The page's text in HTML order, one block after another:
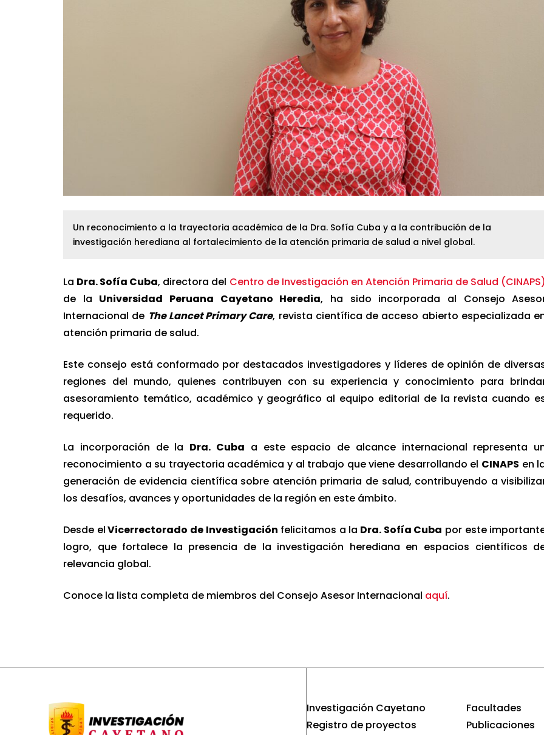
Un reconocimiento a la trayectoria académica de la Dra. Sofía Cuba y a la contribución de la
investigación herediana al fortalecimiento de la atención primaria de salud a nivel global.
La Dra. Sofía Cuba, directora del Centro de Investigación en Atención Primaria de Salud (CINAPS)
de la Universidad Peruana Cayetano Heredia, ha sido incorporada al Consejo
Internacional de The Lancet Primary Care, revista científica de acceso abierto especializada
atención primaria de salud.
Este consejo está conformado por destacados investigadores y líderes de opinión de
regiones del mundo, quienes contribuyen con su experiencia y conocimiento para
asesoramiento temático, académico y geográfico al equipo editorial de la revista cuando
requerido.
La incorporación de la Dra. Cuba a este espacio de alcance internacional representa
reconocimiento a su trayectoria académica y al trabajo que viene desarrollando el CINAPS en
generación de evidencia científica sobre atención primaria de salud, contribuyendo a
los desafíos, avances y oportunidades de la región en este ámbito.
Desde elVicerrectorado de Investigación felicitamos a la Dra. Sofía Cuba por este
logro, que fortalece la presencia de la investigación herediana en espacios científicos
relevancia global.
Conoce la lista completa de miembros del Consejo Asesor Internacional aquí.
Investigación Cayetano
Registro de proyectos
Facultades
Publicaciones